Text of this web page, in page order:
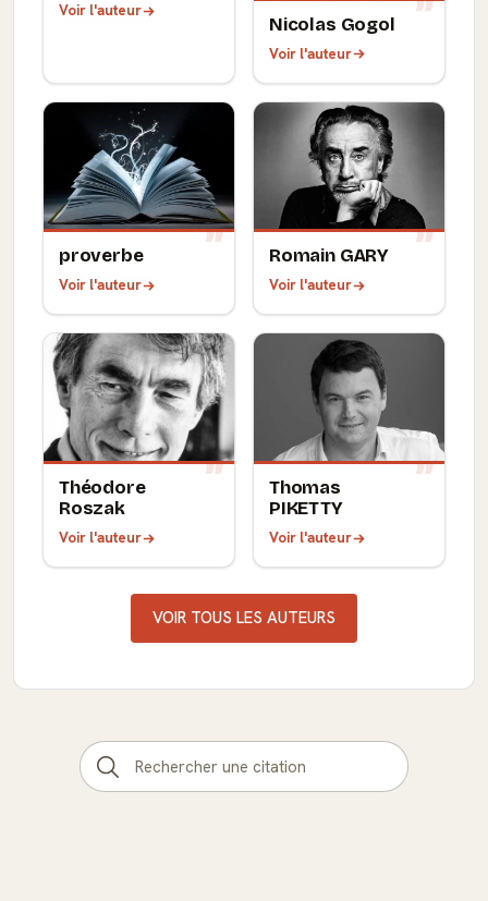
Voir l'auteur
Nicolas Gogol
Voir l'auteur
proverbe
Voir l'auteur
Romain GARY
Voir l'auteur
Théodore
Roszak
Voir l'auteur
Thomas
PIKETTY
Voir l'auteur
VOIR TOUS LES AUTEURS